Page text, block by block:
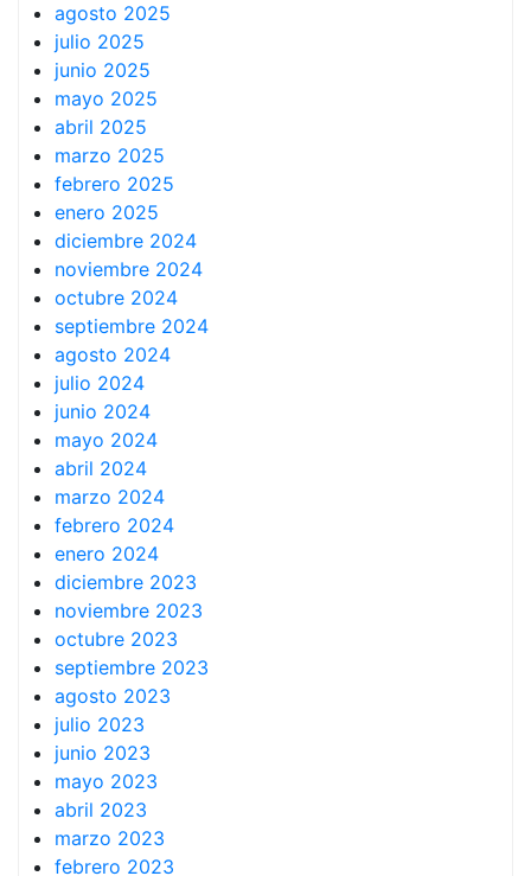
agosto 2025
julio 2025
junio 2025
mayo 2025
abril 2025
marzo 2025
febrero 2025
enero 2025
diciembre 2024
noviembre 2024
octubre 2024
septiembre 2024
agosto 2024
julio 2024
junio 2024
mayo 2024
abril 2024
marzo 2024
febrero 2024
enero 2024
diciembre 2023
noviembre 2023
octubre 2023
septiembre 2023
agosto 2023
julio 2023
junio 2023
mayo 2023
abril 2023
marzo 2023
febrero 2023